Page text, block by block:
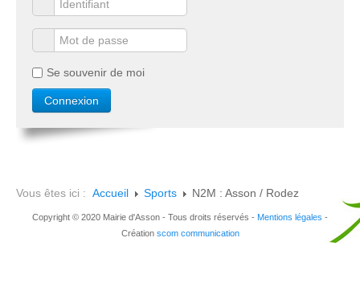
Se souvenir de moi
Vous êtes ici : Accueil Sports N2M : Asson / Rodez
Copyright © 2020 Mairie d'Asson - Tous droits réservés - Mentions légales -
Création scom communication